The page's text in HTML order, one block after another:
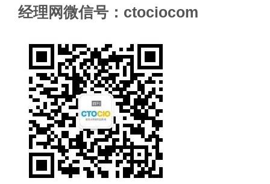
经理网微信号：ctociocom